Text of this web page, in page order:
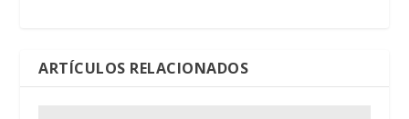
ARTÍCULOS RELACIONADOS